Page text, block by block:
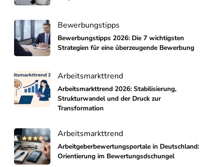
Bewerbungstipps
Bewerbungstipps 2026: Die 7 wichtigsten
Strategien für eine überzeugende Bewerbung
Arbeitsmarkttrend
Arbeitsmarkttrend 2026: Stabilisierung,
Strukturwandel und der Druck zur
Transformation
Arbeitsmarkttrend
Arbeitgeberbewertungsportale in Deutschland:
Orientierung im Bewertungsdschungel